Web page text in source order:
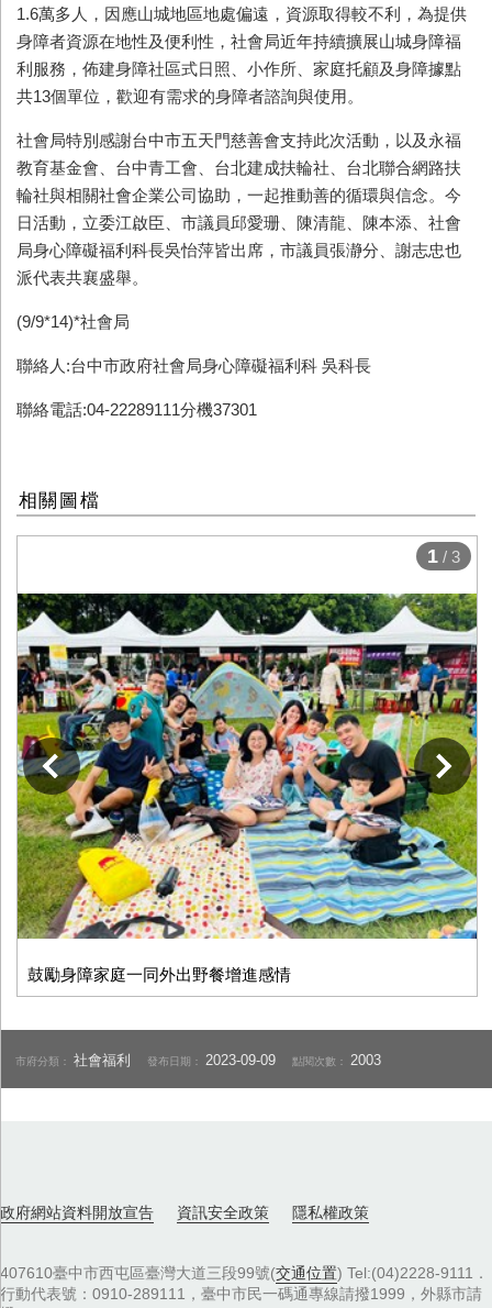
1.6萬多人，因應山城地區地處偏遠，資源取得較不利，為提供
身障者資源在地性及便利性，社會局近年持續擴展山城身障福
利服務，佈建身障社區式日照、小作所、家庭托顧及身障據點
共13個單位，歡迎有需求的身障者諮詢與使用。
社會局特別感謝台中市五天門慈善會支持此次活動，以及永福
教育基金會、台中青工會、台北建成扶輪社、台北聯合網路扶
輪社與相關社會企業公司協助，一起推動善的循環與信念。今
日活動，立委江啟臣、市議員邱愛珊、陳清龍、陳本添、社會
局身心障礙福利科長吳怡萍皆出席，市議員張瀞分、謝志忠也
派代表共襄盛舉。
(9/9*14)*社會局
聯絡人:台中市政府社會局身心障礙福利科 吳科長
聯絡電話:04-22289111分機37301
相關圖檔
鼓勵身障家庭一同外出野餐增進感情
下一張
1 / 3
市府分類：社會福利 發布日期： 2023-09-09 點閱次數： 2003
政府網站資料開放宣告 資訊安全政策 隱私權政策
407610臺中市西屯區臺灣大道三段99號(交通位置) Tel:(04)2228-9111．
行動代表號：0910-289111，臺中市民一碼通專線請撥1999，外縣市請